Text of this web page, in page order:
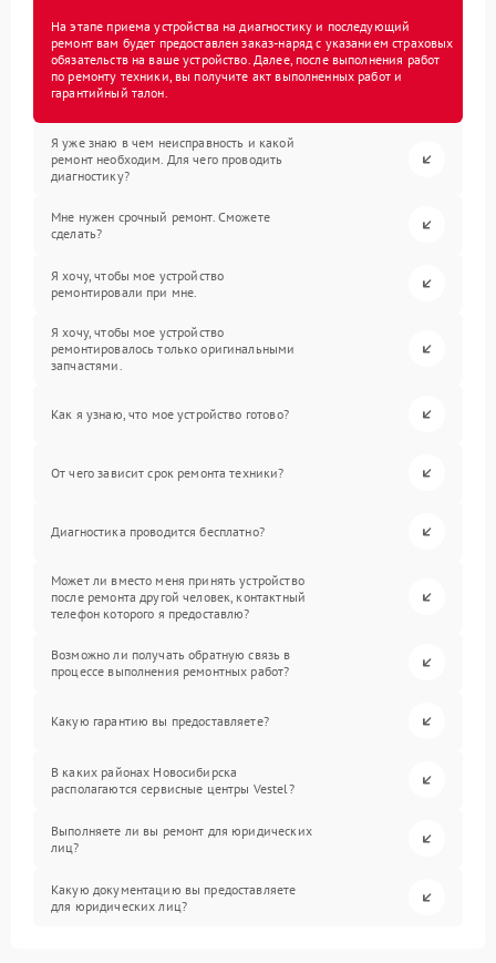
На этапе приема устройства на диагностику и последующий
ремонт вам будет предоставлен заказ-наряд с указанием страховых
обязательств на ваше устройство. Далее, после выполнения работ
по ремонту техники, вы получите акт выполненных работ и
гарантийный талон.
Я уже знаю в чем неисправность и какой
ремонт необходим. Для чего проводить
диагностику?
Мне нужен срочный ремонт. Сможете
сделать?
Я хочу, чтобы мое устройство
ремонтировали при мне.
Я хочу, чтобы мое устройство
ремонтировалось только оригинальными
запчастями.
Как я узнаю, что мое устройство готово?
От чего зависит срок ремонта техники?
Диагностика проводится бесплатно?
Может ли вместо меня принять устройство
после ремонта другой человек, контактный
телефон которого я предоставлю?
Возможно ли получать обратную связь в
процессе выполнения ремонтных работ?
Какую гарантию вы предоставляете?
В каких районах Новосибирска
располагаются сервисные центры Vestel?
Выполняете ли вы ремонт для юридических
лиц?
Какую документацию вы предоставляете
для юридических лиц?